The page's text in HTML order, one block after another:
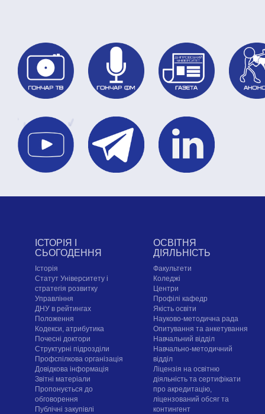
ІСТОРІЯ І
СЬОГОДЕННЯ
Історія
Статут Університету і
стратегія розвитку
Управління
ДНУ в рейтингах
Положення
Кодекси, атрибутика
Почесні доктори
Структурні підрозділи
Профспілкова організація
Довідкова інформація
Звітні матеріали
Пропонується до
обговорення
Публічні закупівлі
ОСВІТНЯ
ДІЯЛЬНІСТЬ
Факультети
Коледжі
Центри
Профілі кафедр
Якість освіти
Науково-методична рада
Опитування та анкетування
Навчальний відділ
Навчально-методичний
відділ
Ліцензія на освітню
діяльність та сертифікати
про акредитацію,
ліцензований обсяг та
контингент